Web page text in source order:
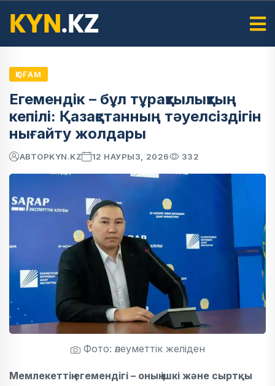
ҚОҒАМ
Егемендік – бұл тұрақтылықтың
кепілі: Қазақстанның тәуелсіздігін
нығайту жолдары
АВТОРKYN.KZ 12 НАУРЫЗ, 2026 332
Фото: әлеуметтік желіден
Мемлекеттің егемендігі – оның ішкі және сыртқы